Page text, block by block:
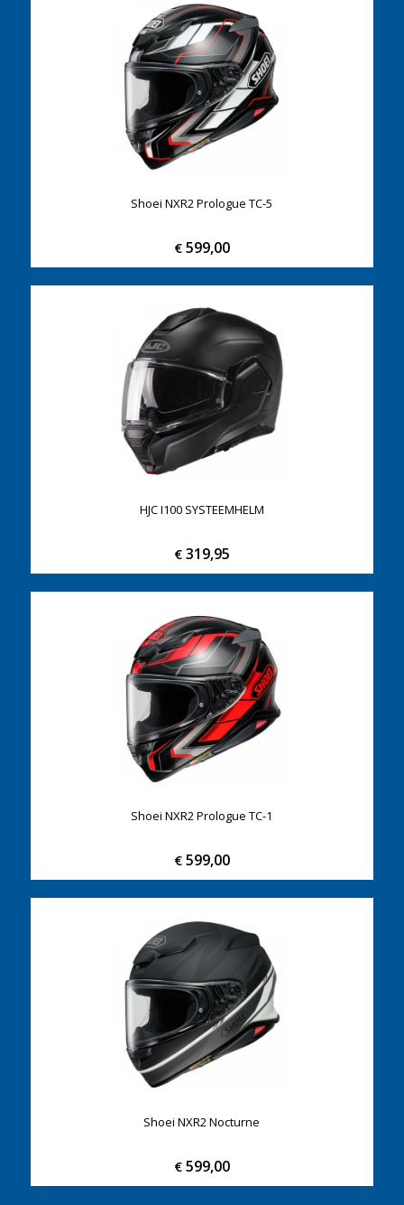
Shoei NXR2 Prologue TC-5
€599,00
HJC I100 SYSTEEMHELM
€319,95
Shoei NXR2 Prologue TC-1
€599,00
Shoei NXR2 Nocturne
€599,00